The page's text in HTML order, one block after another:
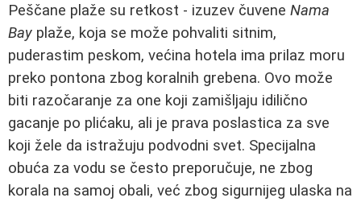
Peščane plaže su retkost - izuzev čuvene Nama
Bay plaže, koja se može pohvaliti sitnim,
puderastim peskom, većina hotela ima prilaz moru
preko pontona zbog koralnih grebena. Ovo može
biti razočaranje za one koji zamišljaju idilično
gacanje po plićaku, ali je prava poslastica za sve
koji žele da istražuju podvodni svet. Specijalna
obuća za vodu se često preporučuje, ne zbog
korala na samoj obali, već zbog sigurnijeg ulaska na